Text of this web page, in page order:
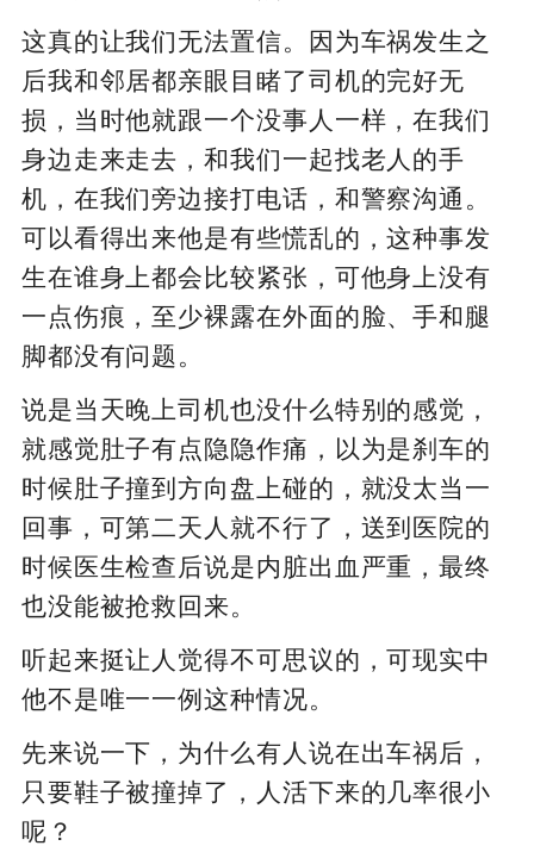
这真的让我们无法置信。因为车祸发生之
后我和邻居都亲眼目睹了司机的完好无
损，当时他就跟一个没事人一样，在我们
身边走来走去，和我们一起找老人的手
机，在我们旁边接打电话，和警察沟通。
可以看得出来他是有些慌乱的，这种事发
生在谁身上都会比较紧张，可他身上没有
一点伤痕，至少裸露在外面的脸、手和腿
脚都没有问题。
说是当天晚上司机也没什么特别的感觉，
就感觉肚子有点隐隐作痛，以为是刹车的
时候肚子撞到方向盘上碰的，就没太当一
回事，可第二天人就不行了，送到医院的
时候医生检查后说是内脏出血严重，最终
也没能被抢救回来。
听起来挺让人觉得不可思议的，可现实中
他不是唯一一例这种情况。
先来说一下，为什么有人说在出车祸后，
只要鞋子被撞掉了，人活下来的几率很小
呢？